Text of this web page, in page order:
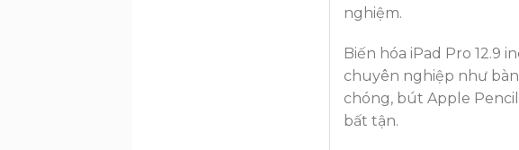
nghiệm.
Biến hóa iPad Pro 12.9
chuyên nghiệp như
chóng, bút Apple
bất tận.